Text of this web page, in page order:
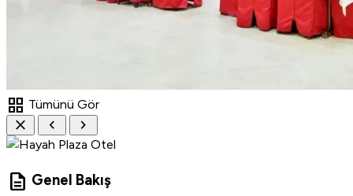
grid_view Tümünü Gör
close chevron_left chevron_right
description Genel Bakış